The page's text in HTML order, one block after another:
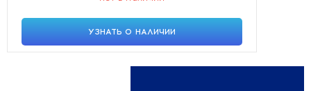
УЗНАТЬ О НАЛИЧИИ